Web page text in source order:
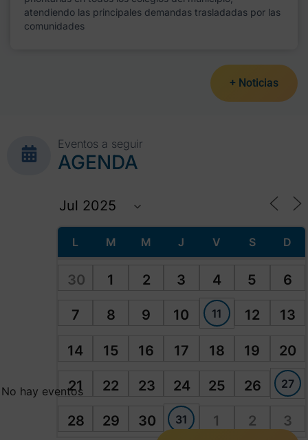
atendiendo las principales demandas trasladadas por las
comunidades
+ Noticias
Eventos a seguir
AGENDA
L M M J V S D
30 1 2 3 4 5 6
7 8 9 10 11 12 13
14 15 16 17 18 19 20
21 22 23 24 25 26 27
28 29 30 31 1 2 3
No hay eventos